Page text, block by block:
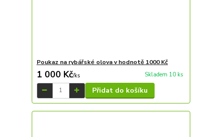
Poukaz na rybářské olova v hodnotě 1000 Kč
1 000 Kč/ks Skladem 10 ks
Přidat do košíku